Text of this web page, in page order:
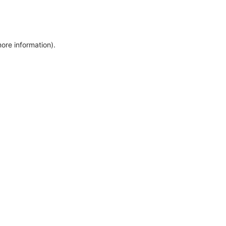
information).